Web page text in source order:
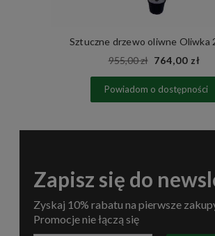
Sztuczne drzewo oliwne Oliwka
955,00 zł 764,00 zł
Powiadom o dostępności
Zapisz się do
Zyskaj 10% rabatu na pierwsze
Promocje nie łączą się